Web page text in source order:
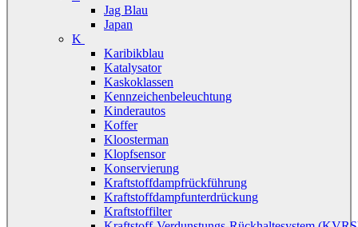
Jag Blau
Japan
K
Karibikblau
Katalysator
Kaskoklassen
Kennzeichenbeleuchtung
Kinderautos
Koffer
Kloosterman
Klopfsensor
Konservierung
Kraftstoffdampfrückführung
Kraftstoffdampfunterdrückung
Kraftstoffilter